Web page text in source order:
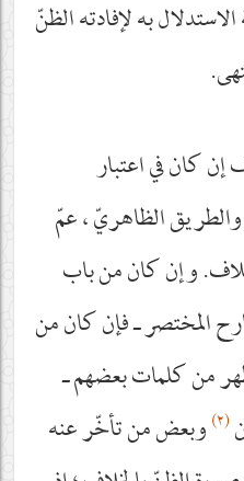
به لإفادته الظنّ
إن كان في اعتبار
الظاهريّ ، عمّ
وإن كان من باب
المختصر ـ فإن كان من
من كلمات بعضهم ـ
(٢) وبعض من تأخّر عنه